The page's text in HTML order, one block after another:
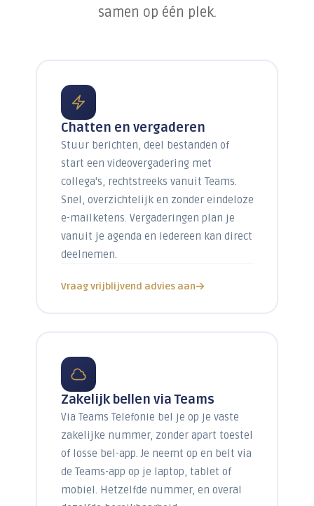
Gratis IT-risicoscan starten
samen op één plek.
Chatten en vergaderen
Stuur berichten, deel bestanden of
start een videovergadering met
collega's, rechtstreeks vanuit Teams.
Snel, overzichtelijk en zonder eindeloze
e-mailketens. Vergaderingen plan je
vanuit je agenda en iedereen kan direct
deelnemen.
Vraag vrijblijvend advies aan
Zakelijk bellen via Teams
Via Teams Telefonie bel je op je vaste
zakelijke nummer, zonder apart toestel
of losse bel-app. Je neemt op en belt via
de Teams-app op je laptop, tablet of
mobiel. Hetzelfde nummer, en overal